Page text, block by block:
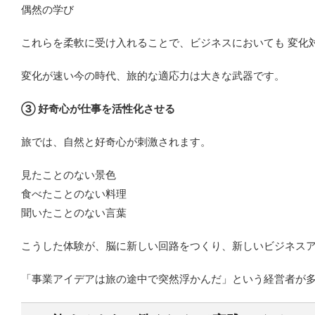
偶然の学び
これらを柔軟に受け入れることで、ビジネスにおいても 変
変化が速い今の時代、旅的な適応力は大きな武器です。
③ 好奇心が仕事を活性化させる
旅では、自然と好奇心が刺激されます。
見たことのない景色
食べたことのない料理
聞いたことのない言葉
こうした体験が、脳に新しい回路をつくり、新しいビジネス
「事業アイデアは旅の途中で突然浮かんだ」という経営者が